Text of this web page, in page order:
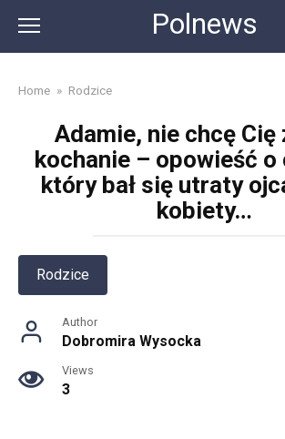
content
Polnews
Home » Rodzice
Adamie, nie chcę Cię
kochanie – opowieść o
który bał się utraty
kobiety…
Rodzice
Author
Dobromira Wysocka
Views
3